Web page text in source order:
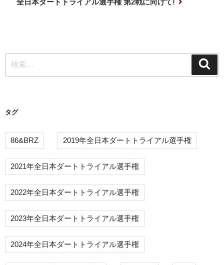
シ
ョ
全日本ダートトライアル選手権 第2戦に向けて!
索:
タグ
86&BRZ 2019年全日本ダートトライアル選手権
2021年全日本ダートトライアル選手権
2022年全日本ダートトライアル選手権
2023年全日本ダートトライアル選手権
2024年全日本ダートトライアル選手権